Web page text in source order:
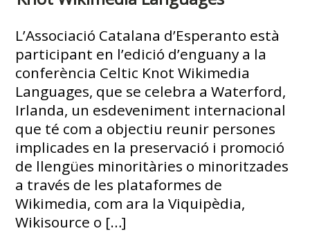
L’Associació Catalana d’Esperanto està
participant en l’edició d’enguany a la
conferència Celtic Knot Wikimedia
Languages, que se celebra a Waterford,
Irlanda, un esdeveniment internacional
que té com a objectiu reunir persones
implicades en la preservació i promoció
de llengües minoritàries o minoritzades
a través de les plataformes de
Wikimedia, com ara la Viquipèdia,
Wikisource o […]